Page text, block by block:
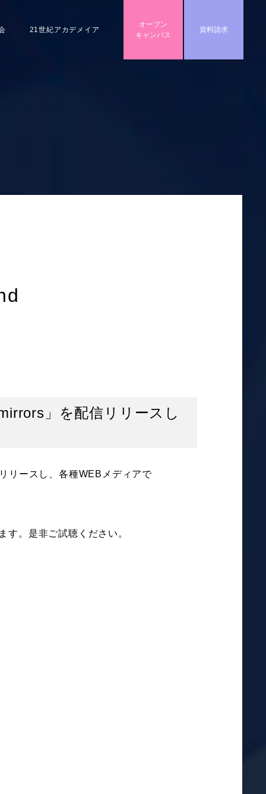
21世紀アカデメイア
オープン
キャンパス
資料請求
」を配信リリースし
リースし、各種WEBメディアで
。是非ご試聴ください。